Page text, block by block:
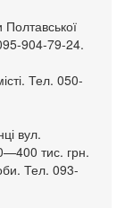
904-79-24.
Тел. 050-
вул.
тис. грн.
Тел. 093-